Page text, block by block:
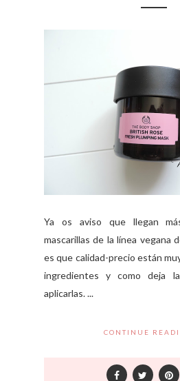
Ya os aviso que llegan
mascarillas de la línea vegana
es que calidad-precio están
ingredientes y como deja
aplicarlas. ...
CONTINUE